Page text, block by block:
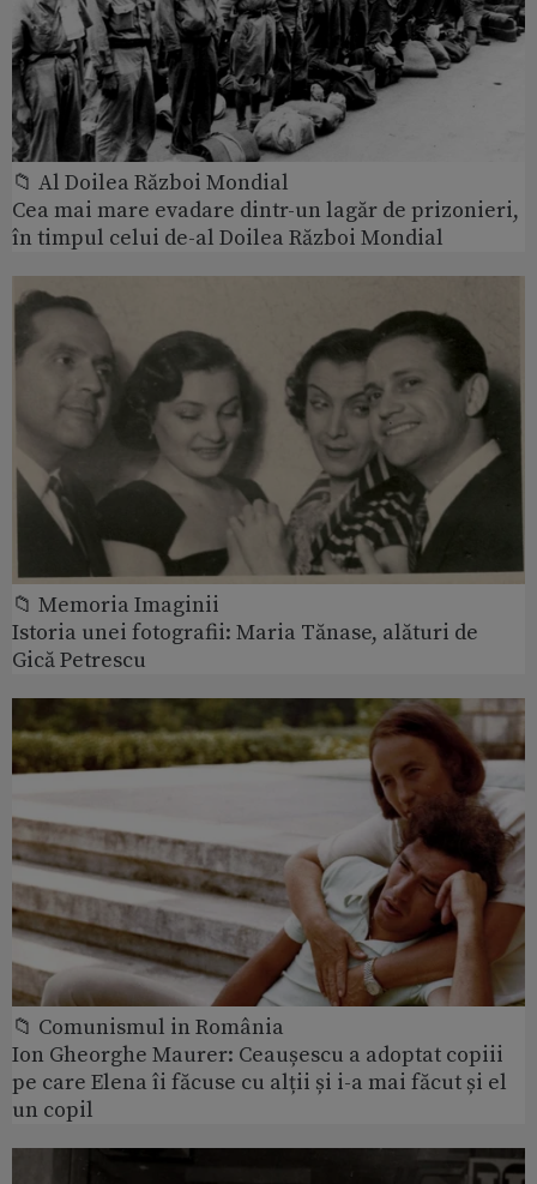
📁 Al Doilea Război Mondial
Cea mai mare evadare dintr-un lagăr de prizonieri,
în timpul celui de-al Doilea Război Mondial
📁 Memoria Imaginii
Istoria unei fotografii: Maria Tănase, alături de
Gică Petrescu
📁 Comunismul in România
Ion Gheorghe Maurer: Ceaușescu a adoptat copiii
pe care Elena îi făcuse cu alții și i-a mai făcut și el
un copil